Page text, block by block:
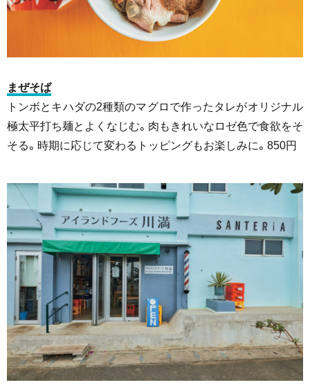
まぜそば
トンボとキハダの2種類のマグロで作ったタレがオリジナル
極太平打ち麺とよくなじむ。肉もきれいなロゼ色で食欲をそ
そる。時期に応じて変わるトッピングもお楽しみに。850円